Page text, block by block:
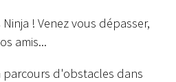
! Venez vous dépasser,
amis...
parcours d'obstacles dans